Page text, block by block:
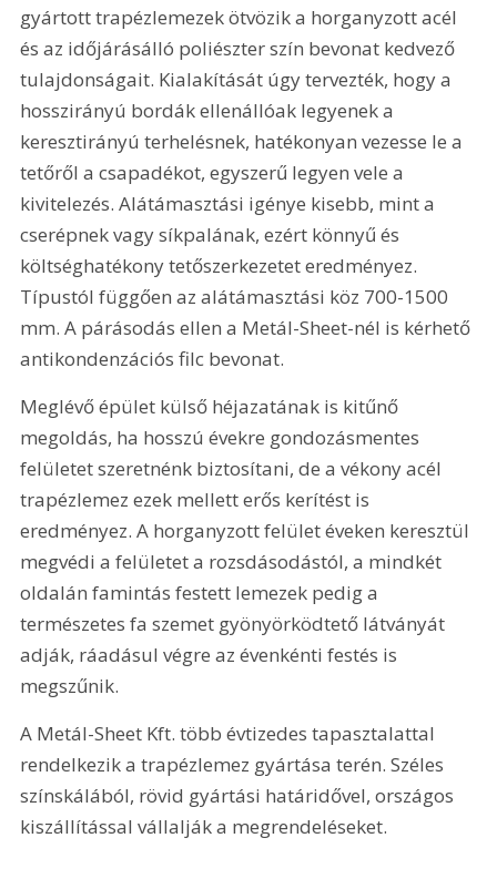
gyártott trapézlemezek ötvözik a horganyzott acél
és az időjárásálló poliészter szín bevonat kedvező
tulajdonságait. Kialakítását úgy tervezték, hogy a
hosszirányú bordák ellenállóak legyenek a
keresztirányú terhelésnek, hatékonyan vezesse le a
tetőről a csapadékot, egyszerű legyen vele a
kivitelezés. Alátámasztási igénye kisebb, mint a
cserépnek vagy síkpalának, ezért könnyű és
költséghatékony tetőszerkezetet eredményez.
Típustól függően az alátámasztási köz 700-1500
mm. A párásodás ellen a Metál-Sheet-nél is kérhető
antikondenzációs filc bevonat.
Meglévő épület külső héjazatának is kitűnő
megoldás, ha hosszú évekre gondozásmentes
felületet szeretnénk biztosí­tani, de a vékony acél
trapézlemez ezek mellett erős kerítést is
eredményez. A horganyzott felület éveken keresztül
megvédi a felületet a rozsdásodástól, a mindkét
oldalán famintás festett lemezek pedig a
természetes fa szemet gyönyörködtető látványát
adják, ráadásul végre az évenkénti festés is
megszűnik.
A Metál-Sheet Kft. több évtizedes tapasztalattal
rendelkezik a trapézlemez gyártása terén. Széles
színskálából, rövid gyártási határidővel, országos
kiszállítással vállalják a megrendelé­seket.